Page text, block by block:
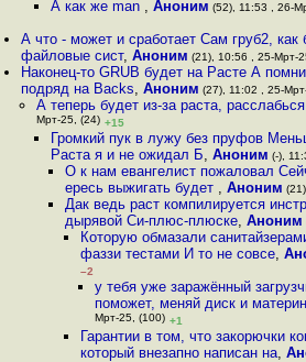
А как же man , Аноним (52), 11:53 , 26-
А что - может и сработает Сам груб2, как
файловые сист,Аноним (21), 10:56 , 25-Мрт-
Наконец-то GRUB будет на Расте А
подряд на Backs,Аноним (27), 11:02 , 25-
А теперь будет из-за раста, расслабься
Мрт-25, (24) +15
Громкий пук в лужу без пруфов
Раста я и не ожидал Б, Аноним (-),
О к нам евангелист пожаловал
ересь выжигать будет ,Аноним
Дак ведь раст компилируется
дырявой Си-плюс-плюске,Аноним
Которую обмазали
фаззи тестами И то не совсе,
–2
у тебя уже заражённый
поможет, меняй диск и
Мрт-25, (100) +1
Гарантии в том, что закорючки
который внезапно написан на,